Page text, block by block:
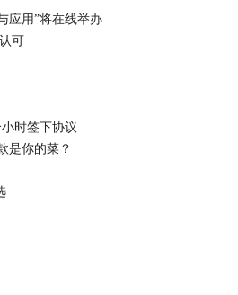
应用”将在线举办
可
时签下协议
是你的菜？